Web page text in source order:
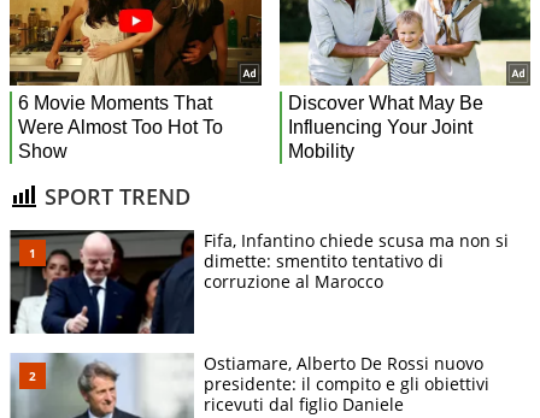
SPORT TREND
Fifa, Infantino chiede scusa ma non si
dimette: smentito tentativo di
corruzione al Marocco
Ostiamare, Alberto De Rossi nuovo
presidente: il compito e gli obiettivi
ricevuti dal figlio Daniele